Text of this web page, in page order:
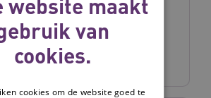
van
cookies.
cookies om de website goed te